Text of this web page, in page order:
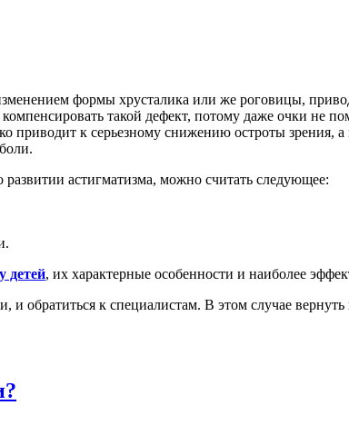
формы хрусталика или же роговицы,
такой дефект, потому даже очки не
приводит к серьезному снижению остроты зрения,
астигматизма, можно считать следующее:
у детей, их характерные особенности и наиболее
и обратиться к специалистам. В этом случае